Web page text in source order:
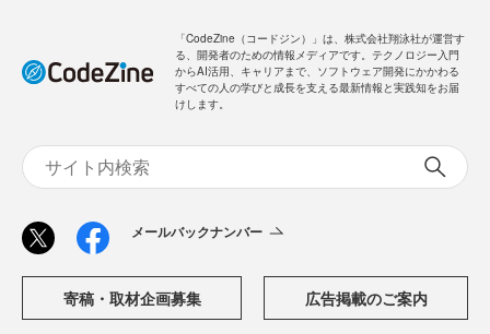
「CodeZine（コードジン）」は、株式会社翔泳社が運営す
る、開発者のための情報メディアです。テクノロジー入門
からAI活用、キャリアまで、ソフトウェア開発にかかわる
すべての人の学びと成長を支える最新情報と実践知をお届
けします。
メールバックナンバー
寄稿・取材企画募集 広告掲載のご案内